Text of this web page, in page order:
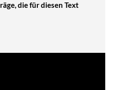
die für diesen Text